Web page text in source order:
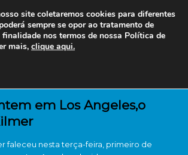
em Los Angeles,o
faleceu nesta terça-feira, primeiro de
site coletaremos cookies para diferentes
sempre se opor ao tratamento de
nos termos de nossa Política de
mais, clique aqui.